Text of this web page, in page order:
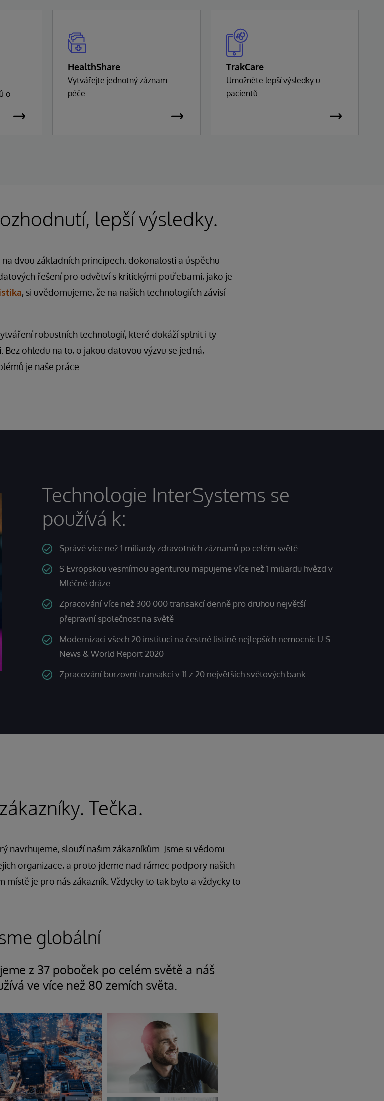
o
HealthShare
Vytvářejte jednotný záznam
péče
TrakCare
Umožněte lepší výsledky u
pacientů
lepší výsledky.
dvou základních principech: dokonalosti a úspěchu
řešení pro odvětví s kritickými potřebami, jako je
, si uvědomujeme, že na našich technologiích závisí
robustních technologií, které dokáží splnit i ty
ohledu na to, o jakou datovou výzvu se jedná,
je naše práce.
Technologie InterSystems se
používá k:
Správě více než 1 miliardy zdravotních záznamů po celém světě
S Evropskou vesmírnou agenturou mapujeme více než 1 miliardu hvězd v
Mléčné dráze
Zpracování více než 300 000 transakcí denně pro druhou největší
přepravní společnost na světě
Modernizaci všech 20 institucí na čestné listině nejlepších nemocnic U.S.
News & World Report 2020
Zpracování burzovní transakcí v 11 z 20 největších světových bank
Tečka.
navrhujeme, slouží našim zákazníkům. Jsme si vědomi
organizace, a proto jdeme nad rámec podpory našich
místě je pro nás zákazník. Vždycky to tak bylo a vždycky to
globální
z 37 poboček po celém světě a náš
ve více než 80 zemích světa.